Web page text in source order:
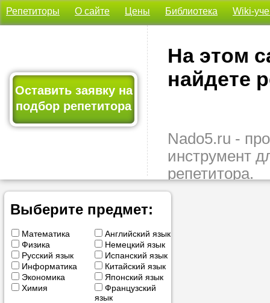
Репетиторы О сайте Цены Библиотека Wiki-
Оставить заявку на
подбор репетитора
На этом
найдете
Nado5.ru -
инструмент
репетитора.
Здесь вы
Выберите предмет:
Математика
Английский язык
Физика
Немецкий язык
Русский язык
Испанский язык
Информатика
Китайский язык
Экономика
Японский язык
Химия
Французский
язык